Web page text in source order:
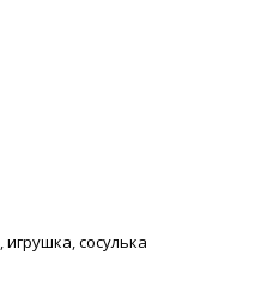
игрушка сосулька